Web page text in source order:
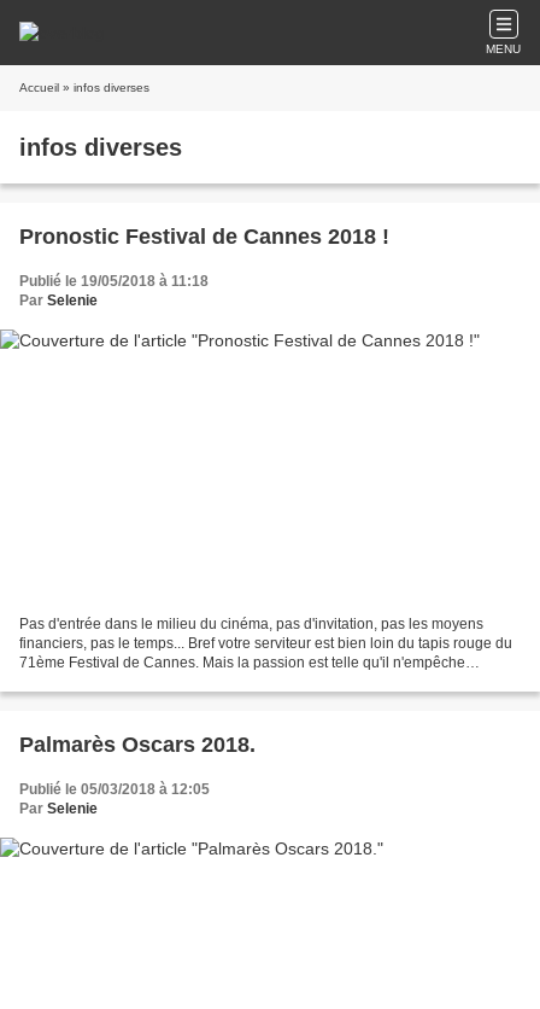
MENU
Accueil » infos diverses
infos diverses
Pronostic Festival de Cannes 2018 !
Publié le 19/05/2018 à 11:18
Par Selenie
Pas d'entrée dans le milieu du cinéma, pas d'invitation, pas les moyens
financiers, pas le temps... Bref votre serviteur est bien loin du tapis rouge du
71ème Festival de Cannes. Mais la passion est telle qu'il n'empêche
Palmarès Oscars 2018.
Publié le 05/03/2018 à 12:05
Par Selenie